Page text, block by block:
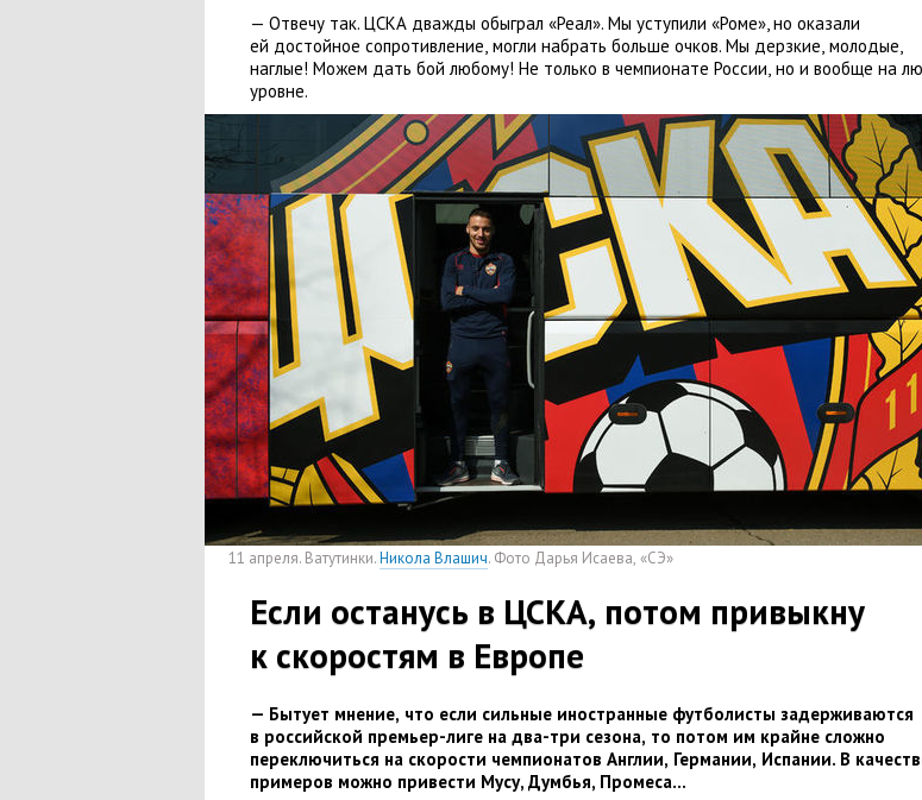
— Отвечу так. ЦСКА дважды обыграл «Реал». Мы уступили «Роме», но оказали
ей достойное сопротивление, могли набрать больше очков. Мы дерзкие, молодые,
наглые! Можем дать бой любому! Не только в чемпионате России, но и вообще на
уровне.
11 апреля. Ватутинки.Никола Влашич. Фото Дарья Исаева, «СЭ»
Если останусь в ЦСКА, потом привыкну
к скоростям в Европе
— Бытует мнение, что если сильные иностранные футболисты задерживаются
в российской премьер-лиге на два-три сезона, то потом им крайне сложно
переключиться на скорости чемпионатов Англии, Германии, Испании. В
примеров можно привести Мусу, Думбья, Промеса…